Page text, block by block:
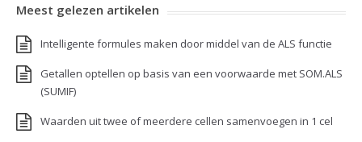
Meest gelezen artikelen
Intelligente formules maken door middel van de ALS functie
Getallen optellen op basis van een voorwaarde met SOM.ALS
(SUMIF)
Waarden uit twee of meerdere cellen samenvoegen in 1 cel